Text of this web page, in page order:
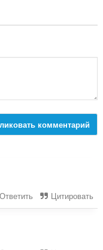
комментарий
Ответить Цитировать